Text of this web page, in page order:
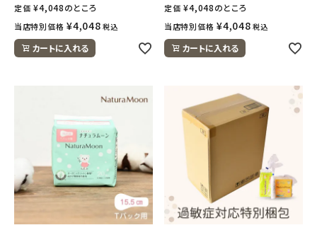
ご利用ガイド等
アカウント情報
person 会員登録
定価 ¥4,048のところ
当店特別価格 ¥4,048 税込
カートに入れる
定価 ¥4,048のところ
当店特別価格 ¥4,048 税込
カートに入れる